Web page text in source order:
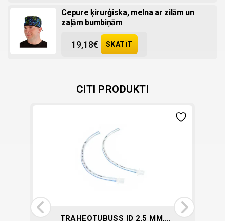
Cepure ķirurģiska, melna ar zilām un
zaļām bumbiņām
19,18€ SKATĪT
CITI PRODUKTI
TRAHEOTUBUSS ID 2,5 MM,